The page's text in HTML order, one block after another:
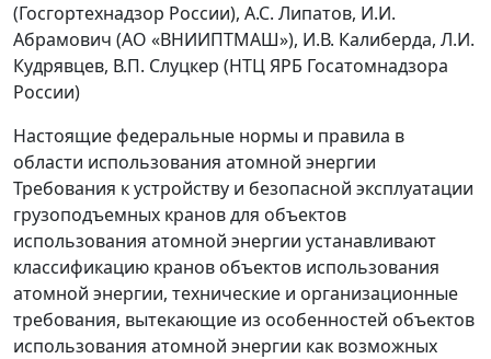
(Госгортехнадзор России), А.С. Липатов, И.И.
Абрамович (АО «ВНИИПТМАШ»), И.В. Калиберда, Л.И.
Кудрявцев, В.П. Слуцкер (НТЦ ЯРБ Госатомнадзора
России)
Настоящие федеральные нормы и правила в
области использования атомной энергии
Требования к устройству и безопасной эксплуатации
грузоподъемных кранов для объектов
использования атомной энергии устанавливают
классификацию кранов объектов использования
атомной энергии, технические и организационные
требования, вытекающие из особенностей объектов
использования атомной энергии как возможных